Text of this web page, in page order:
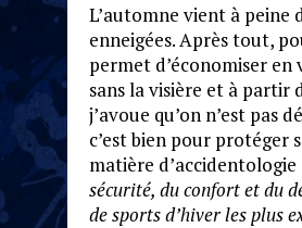
L’automne vient à peine
enneigées. Après tout,
permet d’économiser en
sans la visière et à partir
j’avoue qu’on n’est pas
c’est bien pour protéger
matière
sécurité, du confort et du
de sports d’hiver les plus